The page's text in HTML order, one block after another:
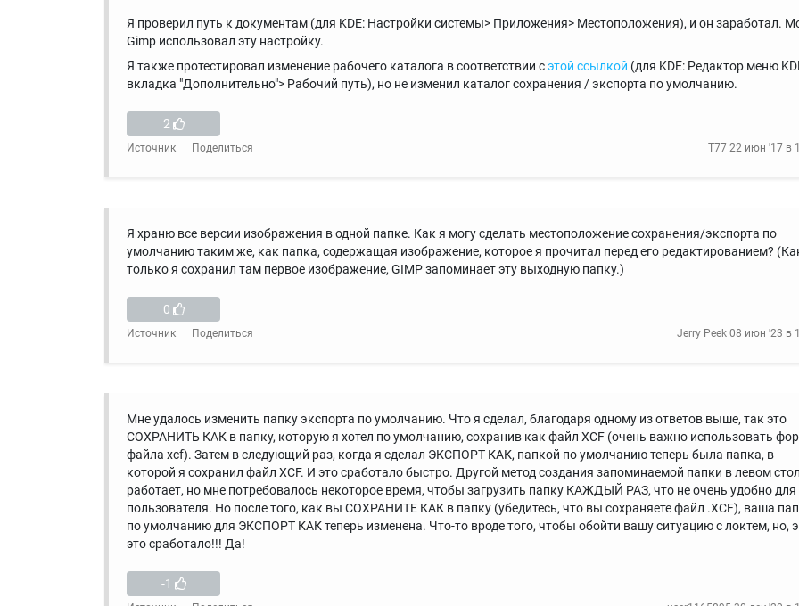
Я проверил путь к документам (для KDE: Настройки системы> Приложения> Местоположения), и он заработал.
Gimp использовал эту настройку.
Я также протестировал изменение рабочего каталога в соответствии сэтой ссылкой (для KDE: Редактор меню
вкладка "Дополнительно"> Рабочий путь), но не изменил каталог сохранения / экспорта по умолчанию.
2
Источник Поделиться T77 22 июн '17 в
Я храню все версии изображения в одной папке. Как я могу сделать местоположение сохранения/экспорта по
умолчанию таким же, как папка, содержащая изображение, которое я прочитал перед его редактированием?
только я сохранил там первое изображение, GIMP запоминает эту выходную папку.)
0
Источник Поделиться Jerry Peek 08 июн '23 в
Мне удалось изменить папку экспорта по умолчанию. Что я сделал, благодаря одному из ответов выше, так это
СОХРАНИТЬ КАК в папку, которую я хотел по умолчанию, сохранив как файл XCF (очень важно использовать
файла xcf). Затем в следующий раз, когда я сделал ЭКСПОРТ КАК, папкой по умолчанию теперь была папка, в
которой я сохранил файл XCF. И это сработало быстро. Другой метод создания запоминаемой папки в левом
работает, но мне потребовалось некоторое время, чтобы загрузить папку КАЖДЫЙ РАЗ, что не очень удобно для
пользователя. Но после того, как вы СОХРАНИТЕ КАК в папку (убедитесь, что вы сохраняете файл .XCF), ваша
по умолчанию для ЭКСПОРТ КАК теперь изменена. Что-то вроде того, чтобы обойти вашу ситуацию с локтем, но,
это сработало!!! Да!
-1